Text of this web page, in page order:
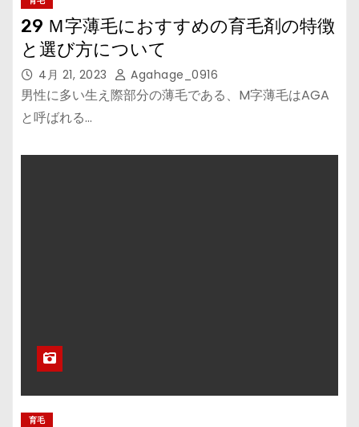
29 Ｍ字薄毛におすすめの育毛剤の特徴
と選び方について
4月 21, 2023 Agahage_0916
男性に多い生え際部分の薄毛である、M字薄毛はAGA
と呼ばれる…
育毛